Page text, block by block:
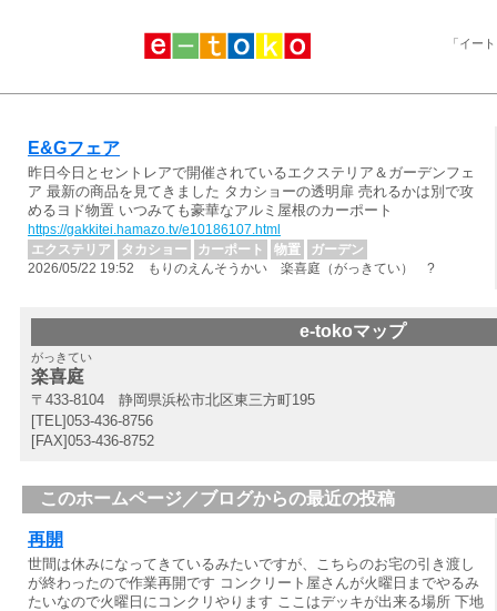
「イー
E&Gフェア
昨日今日とセントレアで開催されているエクステリア＆ガーデンフェ
ア 最新の商品を見てきました タカショーの透明扉 売れるかは別で攻
めるヨド物置 いつみても豪華なアルミ屋根のカーポート
https://gakkitei.hamazo.tv/e10186107.html
エクステリア
タカショー カーポート 物置
ガーデン
2026/05/22 19:52 もりのえんそうかい 楽喜庭（がっきてい） ?
e-tokoマップ
がっきてい
楽喜庭
〒433-8104 静岡県浜松市北区東三方町195
[TEL]053-436-8756
[FAX]053-436-8752
このホームページ／ブログからの最近の投稿
再開
世間は休みになってきているみたいですが、こちらのお宅の引き渡し
が終わったので作業再開です コンクリート屋さんが火曜日までやるみ
たいなので火曜日にコンクリやります ここはデッキが出来る場所 下地